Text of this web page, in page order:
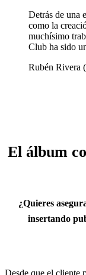
Detrás de una
como la
muchísimo
Club ha sido
Rubén Rivera
El álbum
¿Quieres
insertando